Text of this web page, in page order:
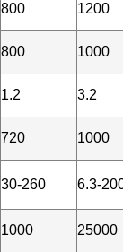
800 1200
800 1000
1.2 3.2
720 1000
30-260 6.3-
1000 25000